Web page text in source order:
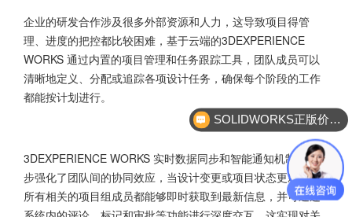
企业的研发合作涉及很多外部资源和人力，这导致项目得管
理、进度的把控都比较困难，基于云端的3DEXPERIENCE
WORKS 通过内置的项目管理和任务跟踪工具，团队成员可以
清晰地定义、分配或追踪各项设计任务，确保每个阶段的工作
都能按计划进行。
3DEXPERIENCE WORKS 实时数据同步和智能通知机制进一
步强化了团队间的协同效应，当设计变更或项目状态更新时，
所有相关的项目组成员都能够即时获取到最新信息，并可通过
企业服务咨询